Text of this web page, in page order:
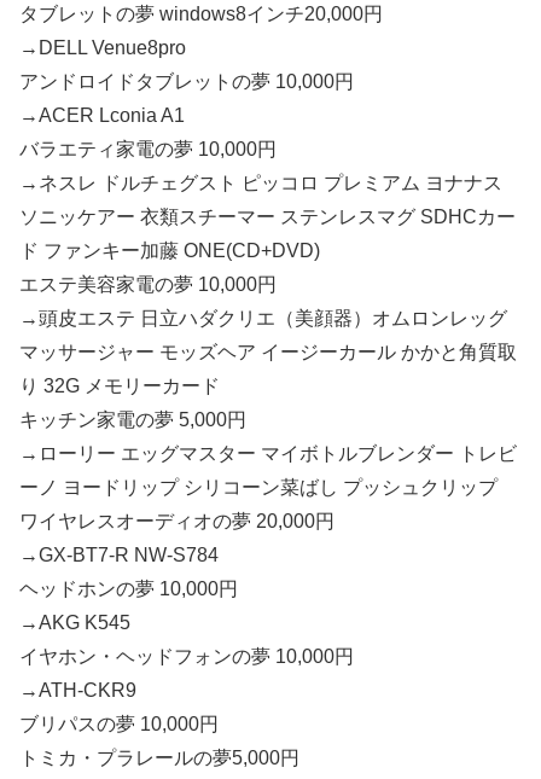
タブレットの夢 windows8インチ20,000円
→DELL Venue8pro
アンドロイドタブレットの夢 10,000円
→ACER Lconia A1
バラエティ家電の夢 10,000円
→ネスレ ドルチェグスト ピッコロ プレミアム ヨナナス
ソニッケアー 衣類スチーマー ステンレスマグ SDHCカー
ド ファンキー加藤 ONE(CD+DVD)
エステ美容家電の夢 10,000円
→頭皮エステ 日立ハダクリエ（美顔器）オムロンレッグ
マッサージャー モッズヘア イージーカール かかと角質取
り 32G メモリーカード
キッチン家電の夢 5,000円
→ローリー エッグマスター マイボトルブレンダー トレビ
ーノ ヨードリップ シリコーン菜ばし プッシュクリップ
ワイヤレスオーディオの夢 20,000円
→GX-BT7-R NW-S784
ヘッドホンの夢 10,000円
→AKG K545
イヤホン・ヘッドフォンの夢 10,000円
→ATH-CKR9
ブリパスの夢 10,000円
トミカ・プラレールの夢5,000円